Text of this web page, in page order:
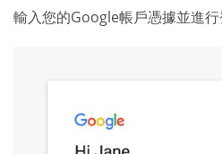
輸入您的Google帳戶憑據並進行